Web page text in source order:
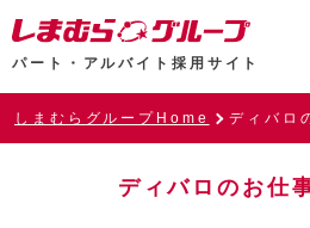
パート・アルバイト採用サイト
しまむらグループHome ディバロ
ディバロのお仕